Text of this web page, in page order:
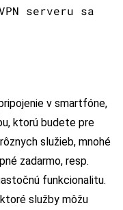
serveru sa
v smartfóne,
ktorú budete pre
služieb, mnohé
zadarmo, resp.
funkcionalitu.
služby môžu